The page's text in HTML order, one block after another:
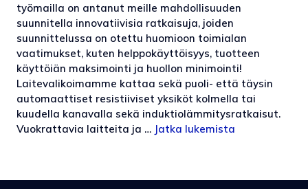
työmailla on antanut meille mahdollisuuden
suunnitella innovatiivisia ratkaisuja, joiden
suunnittelussa on otettu huomioon toimialan
vaatimukset, kuten helppokäyttöisyys, tuotteen
käyttöiän maksimointi ja huollon minimointi!
Laitevalikoimamme kattaa sekä puoli- että täysin
automaattiset resistiiviset yksiköt kolmella tai
kuudella kanavalla sekä induktiolämmitysratkaisut.
Vuokrattavia laitteita ja … Jatka lukemista